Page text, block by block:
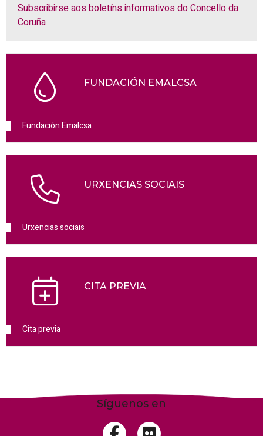
Subscribirse aos boletíns informativos do Concello da
Coruña
FUNDACIÓN EMALCSA
Fundación Emalcsa
URXENCIAS SOCIAIS
Urxencias sociais
CITA PREVIA
Cita previa
Síguenos en